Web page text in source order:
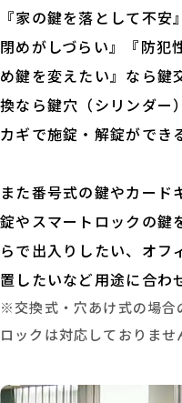
『家の鍵を落として不
閉めがしづらい』『防犯
め鍵を変えたい』なら鍵
換なら鍵穴（シリンダー
カギで施錠・解錠ができ
また番号式の鍵やカード
錠やスマートロックの鍵
らで出入りしたい、オフ
置したいなど用途に合わ
※交換式・穴あけ式の場合
ロックは対応しておりませ